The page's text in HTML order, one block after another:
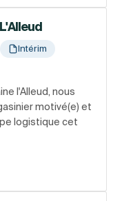
Intérim
l'Alleud, nous
motivé(e) et
logistique cet